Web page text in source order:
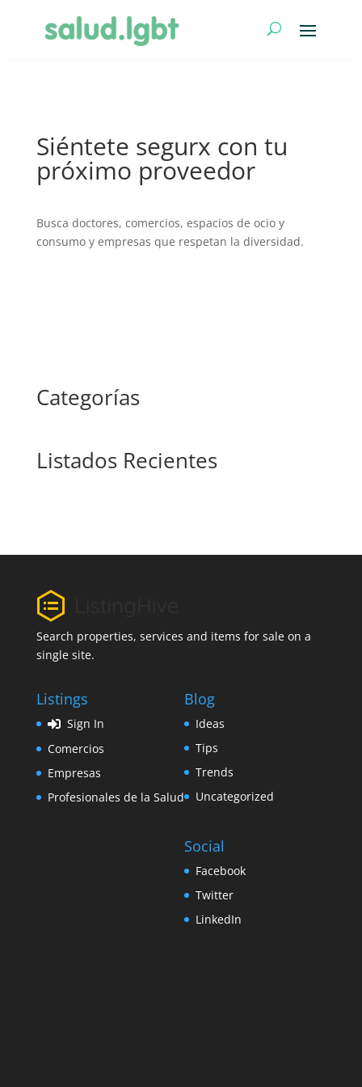
Siéntete segurx con tu
próximo proveedor
Busca doctores, comercios, espacios de ocio y
consumo y empresas que respetan la diversidad.
Categorías
Listados Recientes
Search properties, services and items for sale on a
single site.
Listings
Sign In
Comercios
Empresas
Profesionales de la Salud
Blog
Ideas
Tips
Trends
Uncategorized
Social
Facebook
Twitter
LinkedIn